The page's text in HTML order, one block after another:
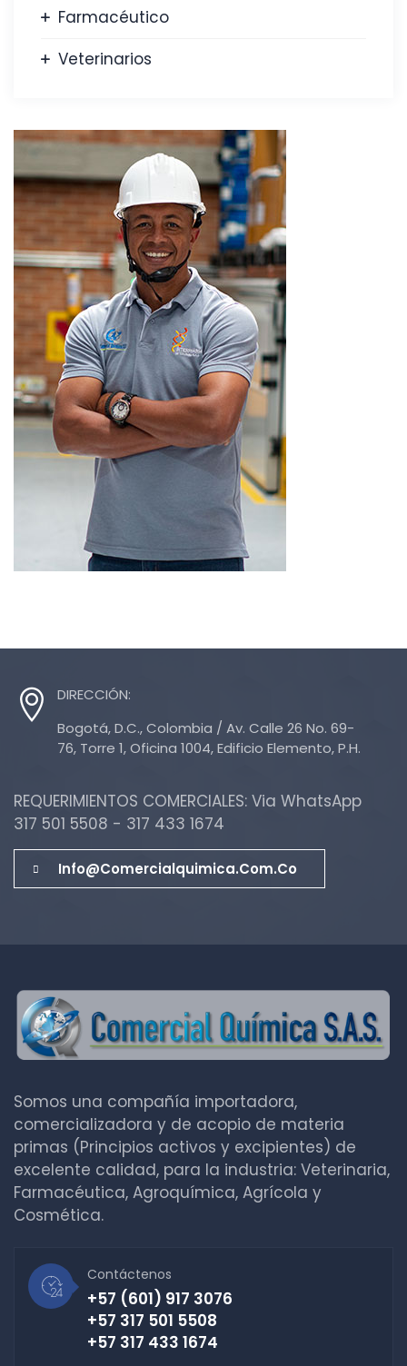
Farmacéutico
Veterinarios
DIRECCIÓN:
Bogotá, D.C., Colombia / Av. Calle 26 No. 69-
76, Torre 1, Oficina 1004, Edificio Elemento, P.H.
REQUERIMIENTOS COMERCIALES: Via WhatsApp
317 501 5508 - 317 433 1674
Info@comercialquimica.com.co
Somos una compañía importadora,
comercializadora y de acopio de materia
primas (Principios activos y excipientes) de
excelente calidad, para la industria: Veterinaria,
Farmacéutica, Agroquímica, Agrícola y
Cosmética.
Contáctenos
+57 (601) 917 3076
+57 317 501 5508
+57 317 433 1674